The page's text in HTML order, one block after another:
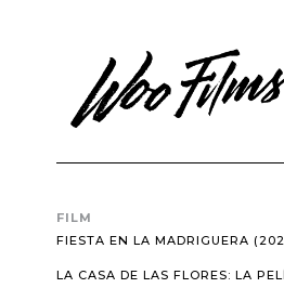
FILM
FIESTA EN LA MADRIGUERA
LA CASA DE LAS FLORES: LA